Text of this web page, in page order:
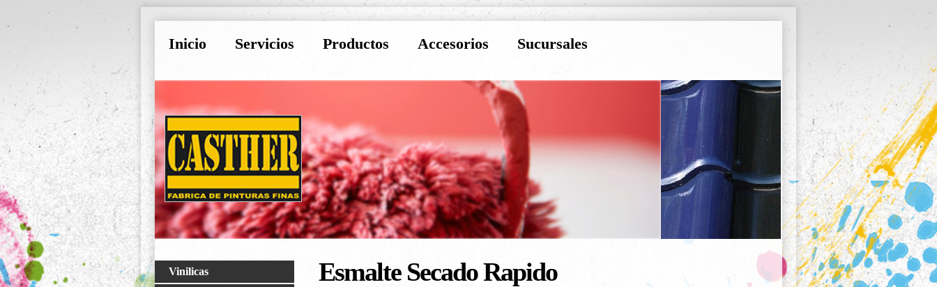
Inicio Servicios Productos Accesorios Sucursales
Vinilicas
Esmalte Secado Rapido